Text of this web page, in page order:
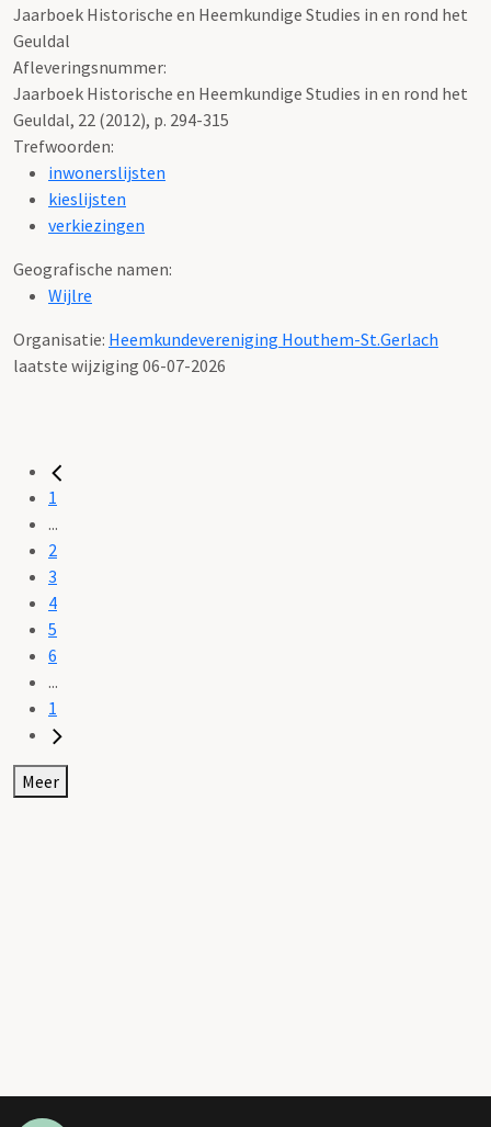
Jaarboek Historische en Heemkundige Studies in en rond het
Geuldal
Afleveringsnummer:
Jaarboek Historische en Heemkundige Studies in en rond het
Geuldal, 22 (2012), p. 294-315
Trefwoorden:
inwonerslijsten
kieslijsten
verkiezingen
Geografische namen:
Wijlre
Organisatie: Heemkundevereniging Houthem-St.Gerlach
laatste wijziging 06-07-2026
1
...
2
3
4
5
6
...
1
Meer